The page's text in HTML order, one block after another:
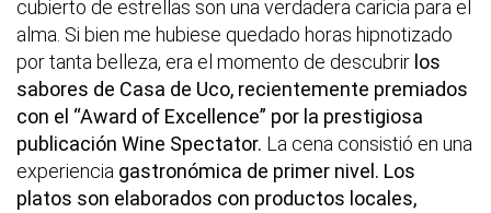
cubierto de estrellas son una verdadera caricia para el
alma. Si bien me hubiese quedado horas hipnotizado
por tanta belleza, era el momento de descubrir los
sabores de Casa de Uco, recientemente premiados
con el “Award of Excellence” por la prestigiosa
publicación Wine Spectator. La cena consistió en una
experiencia gastronómica de primer nivel. Los
platos son elaborados con productos locales,